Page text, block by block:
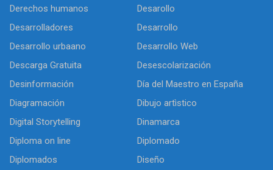
Derechos humanos
Desarollo
Desarrolladores
Desarrollo
Desarrollo urbaano
Desarrollo Web
Descarga Gratuita
Desescolarización
Desinformación
Día del Maestro en España
Diagramación
Dibujo artìstico
Digital Storytelling
Dinamarca
Diploma on line
Diplomado
Diplomados
Diseño